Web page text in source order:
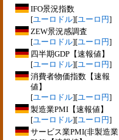
IFO景況指数
[ユーロドル][ユーロ円]
ZEW景況感調査
[ユーロドル][ユーロ円]
四半期GDP【速報値】
[ユーロドル][ユーロ円]
消費者物価指数【速報
値】
[ユーロドル][ユーロ円]
製造業PMI【速報値】
[ユーロドル][ユーロ円]
サービス業PMI(非製造業